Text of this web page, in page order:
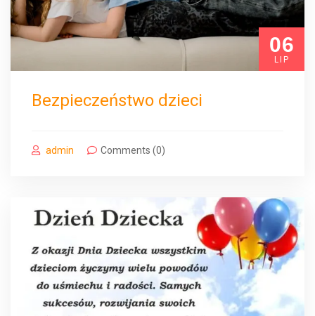
06
LIP
Bezpieczeństwo dzieci
admin Comments (0)